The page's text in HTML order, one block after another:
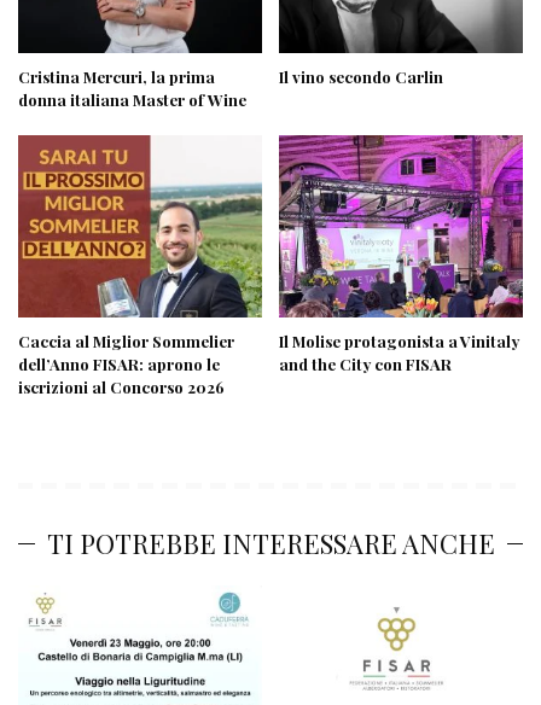
Cristina Mercuri, la prima
donna italiana Master of Wine
Il vino secondo Carlin
Caccia al Miglior Sommelier
dell’Anno FISAR: aprono le
iscrizioni al Concorso 2026
Il Molise protagonista a Vinitaly
and the City con FISAR
TI POTREBBE INTERESSARE ANCHE